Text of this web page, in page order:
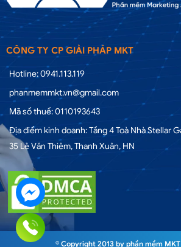
CÔNG TY CP GIẢI PHÁP MKT
Hotline: 0941.113.119
phanmemmkt.vn@gmail.com
Mã số thuế: 0110193643
Địa điểm kinh doanh: Tầng 4 Toà Nhà Stellar
35 Lê Văn Thiêm, Thanh Xuân, HN
© Copyright 2013 by phần mềm